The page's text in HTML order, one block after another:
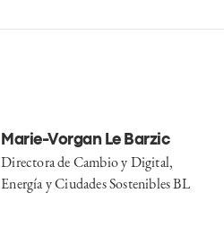
Marie-Vorgan Le Barzic
Directora de Cambio y Digital,
Energía y Ciudades Sostenibles BL